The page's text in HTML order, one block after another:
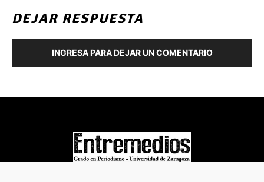
DEJAR RESPUESTA
INGRESA PARA DEJAR UN COMENTARIO